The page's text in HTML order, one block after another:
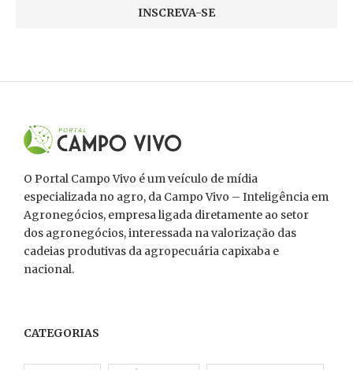
O Portal Campo Vivo é um veículo de mídia
especializada no agro, da Campo Vivo – Inteligência em
Agronegócios, empresa ligada diretamente ao setor
dos agronegócios, interessada na valorização das
cadeias produtivas da agropecuária capixaba e
nacional.
CATEGORIAS